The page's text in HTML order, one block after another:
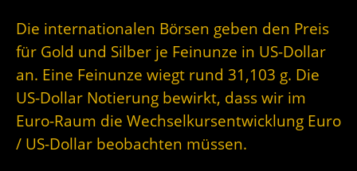
Die internationalen Börsen geben den Preis
für Gold und Silber je Feinunze in US-Dollar
an. Eine Feinunze wiegt rund 31,103 g. Die
US-Dollar Notierung bewirkt, dass wir im
Euro-Raum die Wechselkursentwicklung Euro
/ US-Dollar beobachten müssen.